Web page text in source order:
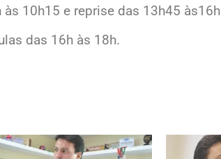
10h15 e reprise das 13h45
das 16h às 18h.